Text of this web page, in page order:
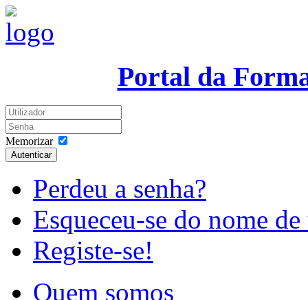
Portal da
Memorizar
Autenticar
Perdeu a senha?
Esqueceu-se do nome
Registe-se!
Quem somos